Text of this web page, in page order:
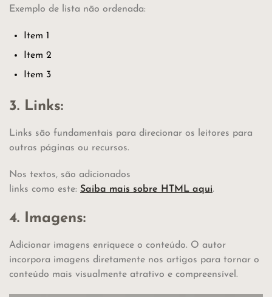
Exemplo de lista não ordenada:
Item 1
Item 2
Item 3
3. Links:
Links são fundamentais para direcionar os leitores para
outras páginas ou recursos.
Nos textos, são adicionados
links como este: Saiba mais sobre HTML aqui.
4. Imagens:
Adicionar imagens enriquece o conteúdo. O autor
incorpora imagens diretamente nos artigos para tornar o
conteúdo mais visualmente atrativo e compreensível.